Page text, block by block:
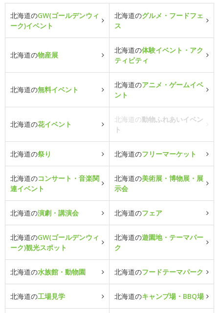
北海道のGW(ゴールデンウィ
ーク)イベント
北海道のグルメ・フードフェ
ス
北海道の物産展
北海道の体験イベント・アク
ティビティ
北海道の無料イベント
北海道のアニメ・ゲームイベ
ント
北海道の花イベント
北海道の動物ふれあいイベン
ト
北海道の祭り 北海道のフリーマーケット
北海道のコンサート・音楽関
連イベント
北海道の美術展・博物展・展
示会
北海道の演劇・講演会 北海道のフェア
北海道のGW(ゴールデンウィ
ーク)観光スポット
北海道の遊園地・テーマパー
ク
北海道の水族館・動物園 北海道のフードテーマパーク
北海道の工場見学 北海道のキャンプ場・BBQ場